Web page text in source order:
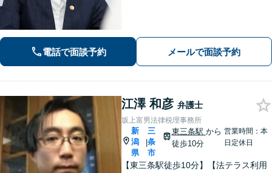
き、気持ちに寄り添いながら法的サポ
ートをいたします。
電話で面談予約 メールで面談予約
江澤 和彦 弁護士
坂上富男法律税理事務所
新
潟
県
|
三
条
市
東三条駅 から
徒歩10分
営業時間：本
日定休日
【東三条駅徒歩10分】【法テラス利用